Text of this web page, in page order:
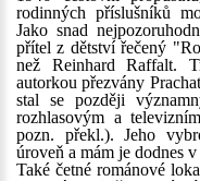
rodinných příslušníků
Jako snad
přítel z dětství řečený
než Reinhard Raffalt.
autorkou přezvány
stal se později
rozhlasovým a
pozn. překl.). Jeho
úroveň a mám je dodnes
Také četné románové